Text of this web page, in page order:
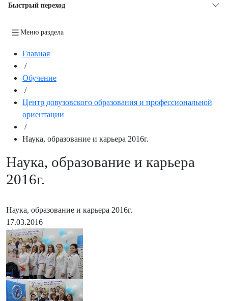
Быстрый переход
Меню раздела
Главная
/
Обучение
/
Центр довузовского образования и профессиональной
ориентации
/
Наука, образование и карьера 2016г.
Наука, образование и карьера
2016г.
Наука, образование и карьера 2016г.
17.03.2016